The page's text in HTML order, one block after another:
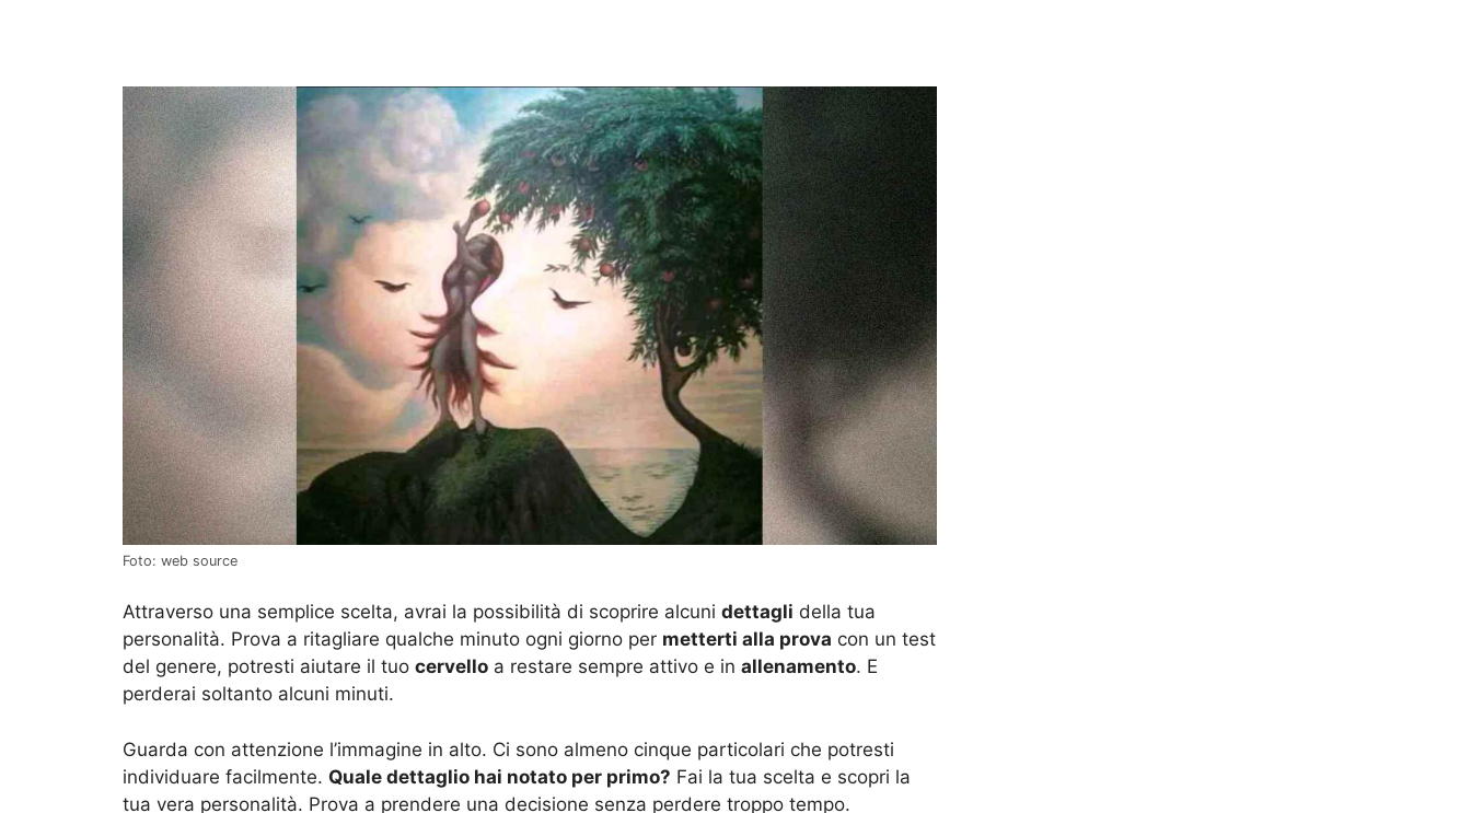
Foto: web source
Attraverso una semplice scelta, avrai la possibilità di scoprire alcuni dettagli della tua
personalità. Prova a ritagliare qualche minuto ogni giorno per metterti alla prova con un test
del genere, potresti aiutare il tuo cervello a restare sempre attivo e in allenamento. E
perderai soltanto alcuni minuti.
Guarda con attenzione l’immagine in alto. Ci sono almeno cinque particolari che potresti
individuare facilmente. Quale dettaglio hai notato per primo? Fai la tua scelta e scopri la
tua vera personalità. Prova a prendere una decisione senza perdere troppo tempo.